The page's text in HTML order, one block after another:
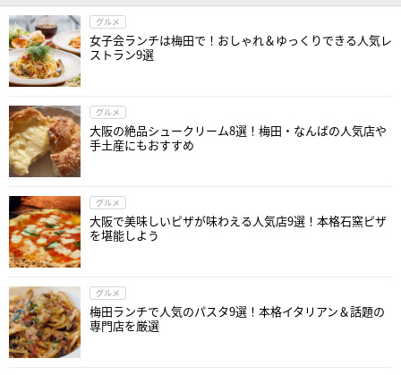
グルメ
女子会ランチは梅田で！おしゃれ＆ゆっくりできる人気レ
ストラン9選
グルメ
大阪の絶品シュークリーム8選！梅田・なんばの人気店や
手土産にもおすすめ
グルメ
大阪で美味しいピザが味わえる人気店9選！本格石窯ピザ
を堪能しよう
グルメ
梅田ランチで人気のパスタ9選！本格イタリアン＆話題の
専門店を厳選